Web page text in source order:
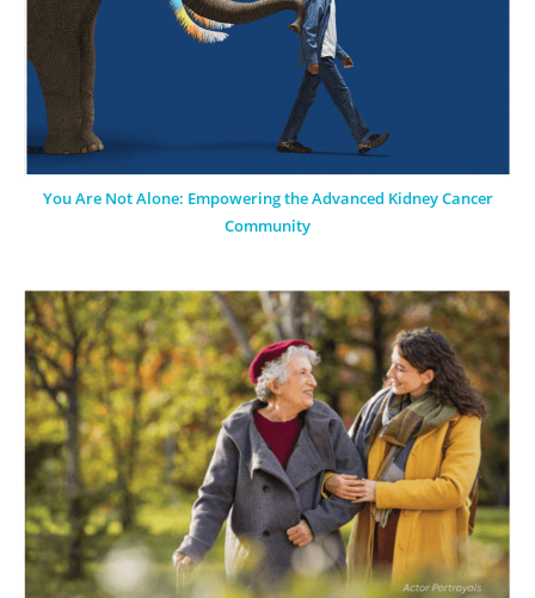
You Are Not Alone: Empowering the Advanced Kidney Cancer
Community